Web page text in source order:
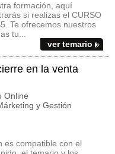
formación, aquí
si realizas el CURSO
Te ofrecemos nuestros
tu...
ver temario
en la venta
Online
y Gestión
es compatible con el